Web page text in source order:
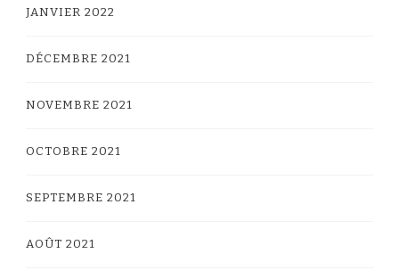
JANVIER 2022
DÉCEMBRE 2021
NOVEMBRE 2021
OCTOBRE 2021
SEPTEMBRE 2021
AOÛT 2021